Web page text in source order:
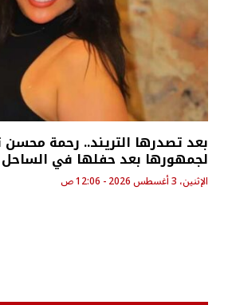
بعد تصدرها التريند.. رحمة
لجمهورها بعد حفلها في
الإثنين، 3 أغسطس 2026 - 12:06 ص